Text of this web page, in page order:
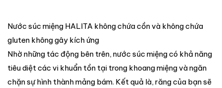
Nước súc miệng HALITA không chứa cồn và không chứa
gluten không gây kích ứng
Nhờ những tác động bên trên, nước súc miệng có khả năng
tiêu diệt các vi khuẩn tồn tại trong khoang miệng và ngăn
chặn sự hình thành mảng bám. Kết quả là, răng của bạn sẽ